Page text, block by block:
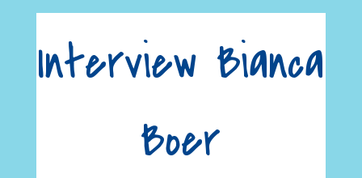
Interview Bianca
Boer